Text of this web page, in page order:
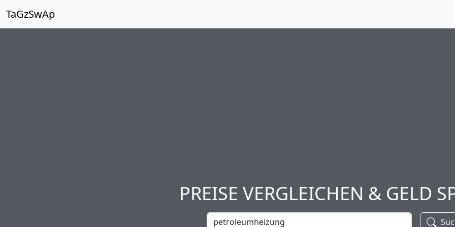
TaGzSwAp
PREISE VERGLEICHEN & GELD